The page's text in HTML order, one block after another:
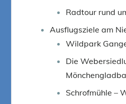
Radtour rund
Ausflugsziele am
Wildpark
Die
Schrofmühle –